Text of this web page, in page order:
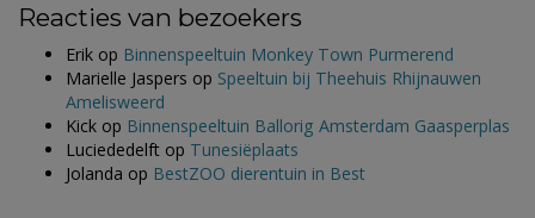
Reacties van bezoekers
Erik op Binnenspeeltuin Monkey Town Purmerend
Marielle Jaspers op Speeltuin bij Theehuis Rhijnauwen
Amelisweerd
Kick op Binnenspeeltuin Ballorig Amsterdam Gaasperplas
Luciededelft op Tunesiëplaats
Jolanda op BestZOO dierentuin in Best